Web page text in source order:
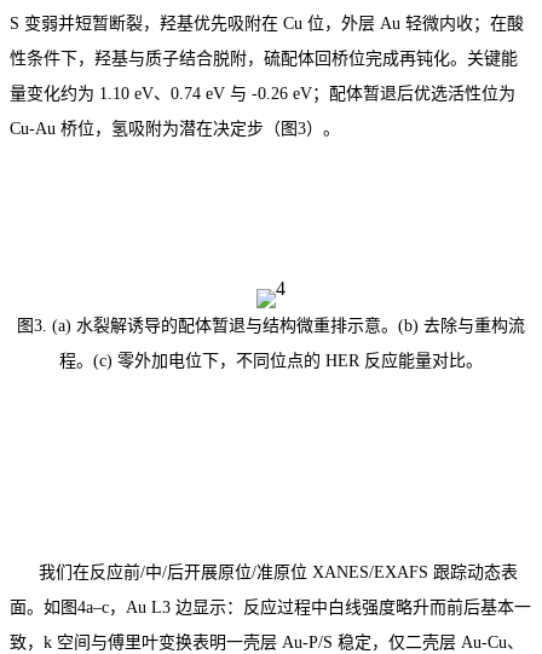
S 变弱并短暂断裂，羟基优先吸附在 Cu 位，外层 Au 轻微内收；在酸
性条件下，羟基与质子结合脱附，硫配体回桥位完成再钝化。关键能
量变化约为 1.10 eV、0.74 eV 与 -0.26 eV；配体暂退后优选活性位为
Cu-Au 桥位，氢吸附为潜在决定步（图3）。
图3. (a) 水裂解诱导的配体暂退与结构微重排示意。(b) 去除与重构流
程。(c) 零外加电位下，不同位点的 HER 反应能量对比。
我们在反应前/中/后开展原位/准原位 XANES/EXAFS 跟踪动态表
面。如图4a–c，Au L3 边显示：反应过程中白线强度略升而前后基本一
致，k 空间与傅里叶变换表明一壳层 Au-P/S 稳定，仅二壳层 Au-Cu、